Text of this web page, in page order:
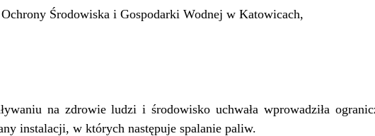
Środowiska i Gospodarki Wodnej w Katowicach,
na zdrowie ludzi i środowisko uchwała wprowadziła
instalacji, w których następuje spalanie paliw.